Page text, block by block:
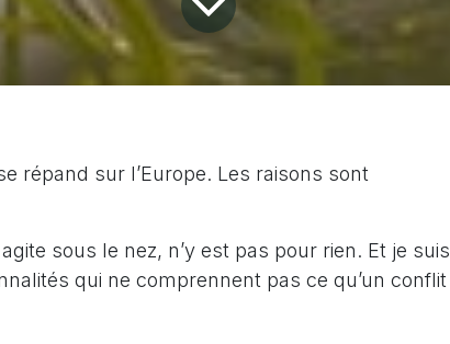
répand sur l’Europe. Les raisons sont
sous le nez, n’y est pas pour rien. Et je suis
qui ne comprennent pas ce qu’un conflit